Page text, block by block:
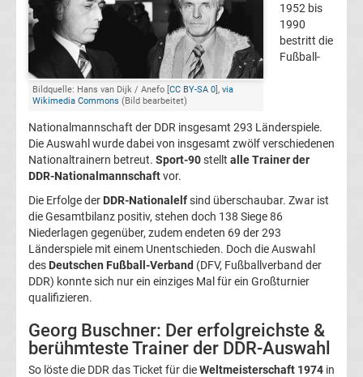
Jahres
Alle
Confed
Cup
Sieger
Alle
deutschen
Bundestrainer
Alle
Bildquelle: Hans van Dijk / Anefo [CC BY-SA 0], via
Wikimedia Commons (Bild bearbeitet)
1952 bis
1990
bestritt die
Fußball-
Nationalmannschaft der DDR insgesamt 293 Länderspiele.
Die Auswahl wurde dabei von insgesamt zwölf verschiedenen
Nationaltrainern betreut. Sport-90stellt alle Trainer der
DDR-Nationalmannschaftvor.
Die Erfolge der DDR-Nationalelfsind überschaubar. Zwar ist
die Gesamtbilanz positiv, stehen doch 138 Siege 86
Niederlagen gegenüber, zudem endeten 69 der 293
Länderspiele mit einem Unentschieden. Doch die Auswahl
des Deutschen Fußball-Verband (DFV, Fußballverband der
DDR) konnte sich nur ein einziges Mal für ein Großturnier
qualifizieren.
Georg Buschner: Der erfolgreichste &
berühmteste Trainer der DDR-Auswahl
So löste die DDR das Ticket für dieWeltmeisterschaft 1974 in